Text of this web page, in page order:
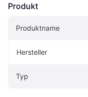
Produkt
Produktname
Hersteller
Typ